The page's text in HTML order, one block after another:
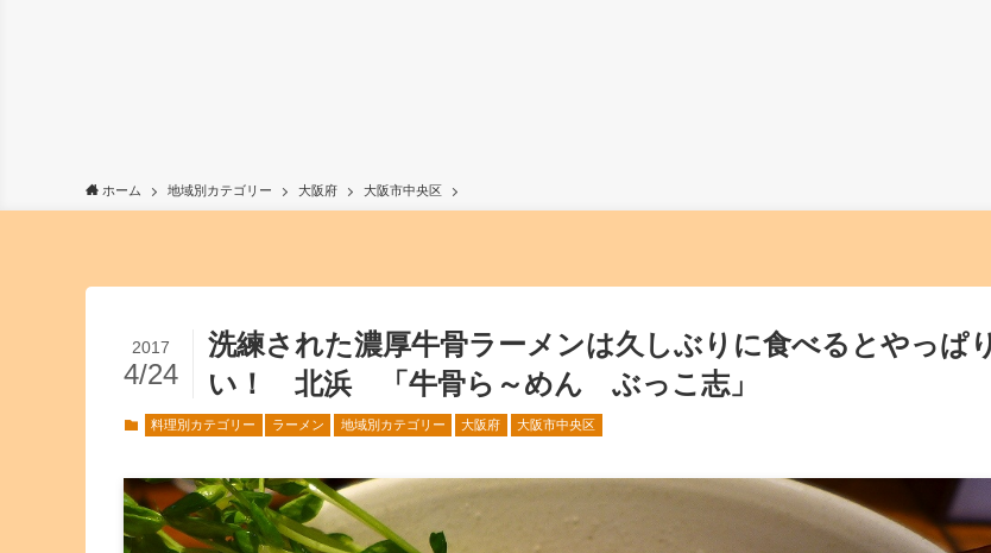
ホーム 地域別カテゴリー 大阪府 大阪市中央区
洗練された濃厚牛骨ラーメンは久しぶりに食べるとやっぱ
い！ 北浜 「牛骨ら～めん ぶっこ志」
2017
4/24
料理別カテゴリー ラーメン 地域別カテゴリー 大阪府 大阪市中央区